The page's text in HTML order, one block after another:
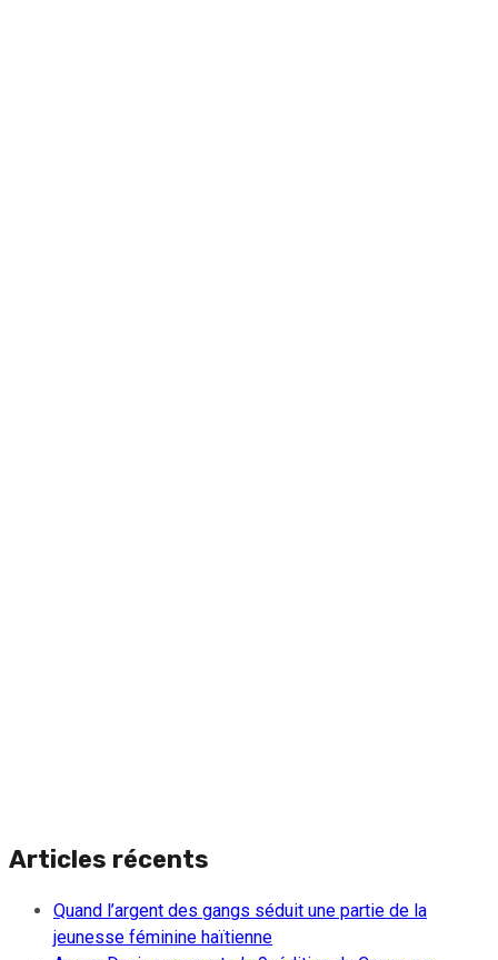
Articles récents
Quand l’argent des gangs séduit une partie de la
jeunesse féminine haïtienne